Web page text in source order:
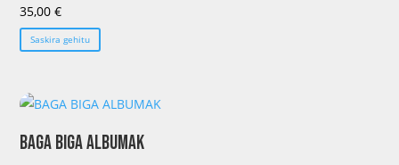
35,00€
Saskira gehitu
BAGA BIGA ALBUMAK